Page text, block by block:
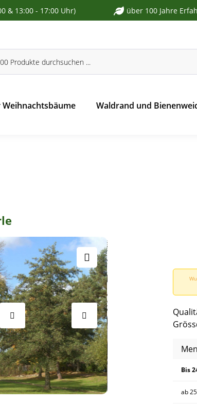
& 13:00 - 17:00 Uhr) über 100 Jahre
Weihnachtsbäume Waldrand und
Bis
ab25